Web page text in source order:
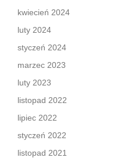
kwiecień 2024
luty 2024
styczeń 2024
marzec 2023
luty 2023
listopad 2022
lipiec 2022
styczeń 2022
listopad 2021